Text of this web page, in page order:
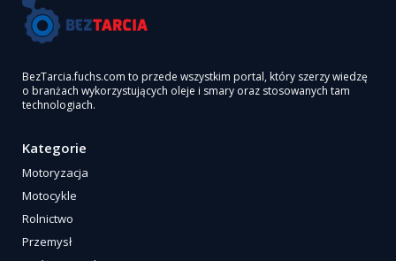
BezTarcia.fuchs.com to przede wszystkim portal, który szerzy wiedzę
o branżach wykorzystujących oleje i smary oraz stosowanych tam
technologiach.
Kategorie
Motoryzacja
Motocykle
Rolnictwo
Przemysł